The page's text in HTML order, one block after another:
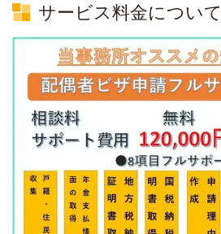
サービス料金について